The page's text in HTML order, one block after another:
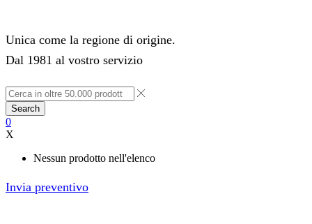
Unica come la regione di origine.
Dal 1981 al vostro servizio
Search
0
X
Nessun prodotto nell'elenco
Invia preventivo